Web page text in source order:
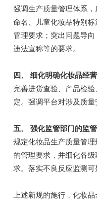
强调生产质量管理体系
命名、儿童化妆品特别
管理要求；突出问题导向
违法宣称等的要求。
四、 细化明确化妆品经
完善进货查验、产品检
定。强调平台对涉及质量
五、 强化监管部门的监
规定化妆品生产质量管
的管理要求，并细化各
求。落实不良反应监测可
上述新规的施行，化妆